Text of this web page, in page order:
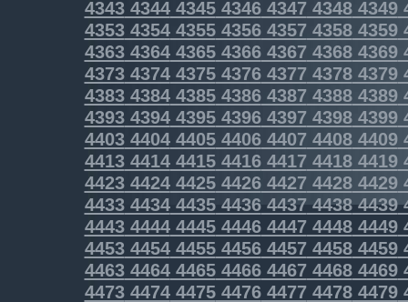
4343434443454346434743484349
4353435443554356435743584359
43634364436543664367 43684369
43734374437543764377 43784379
43834384438543864387 43884389
43934394439543964397 43984399
44034404440544064407 44084409
44134414441544164417 44184419
44234424442544264427 44284429
4433443444354436443744384439
4443444444454446444744484449
4453445444554456445744584459
4463446444654466446744684469
4473447444754476447744784479